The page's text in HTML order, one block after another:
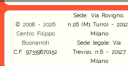
© 2008 - 2026
Centro Filippo
Buonarroti
C.F. 97339870152
Sede: Via Rovigno,
n.26 (M1 Turro) -
Milano
Sede legale: Via
Treviso, n.6 - 20127
Milano